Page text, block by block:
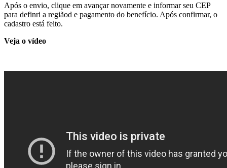
Após o envio, clique em avançar novamente e informar seu CEP
para definri a regiãod e pagamento do benefício. Após confirmar, o
cadastro está feito.
Veja o vídeo